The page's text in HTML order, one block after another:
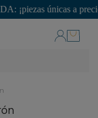
irresistibles!|¿Un